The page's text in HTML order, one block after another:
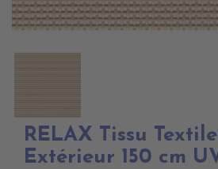
RELAX Tissu
Extérieur 150 cm